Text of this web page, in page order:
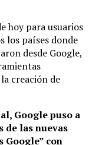
hoy para usuarios
los países donde
desde Google,
creación de
Google puso a
de las nuevas
Google” con